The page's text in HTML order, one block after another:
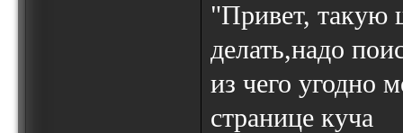
"Привет, такую
делать,надо
из чего угодно
странице куча